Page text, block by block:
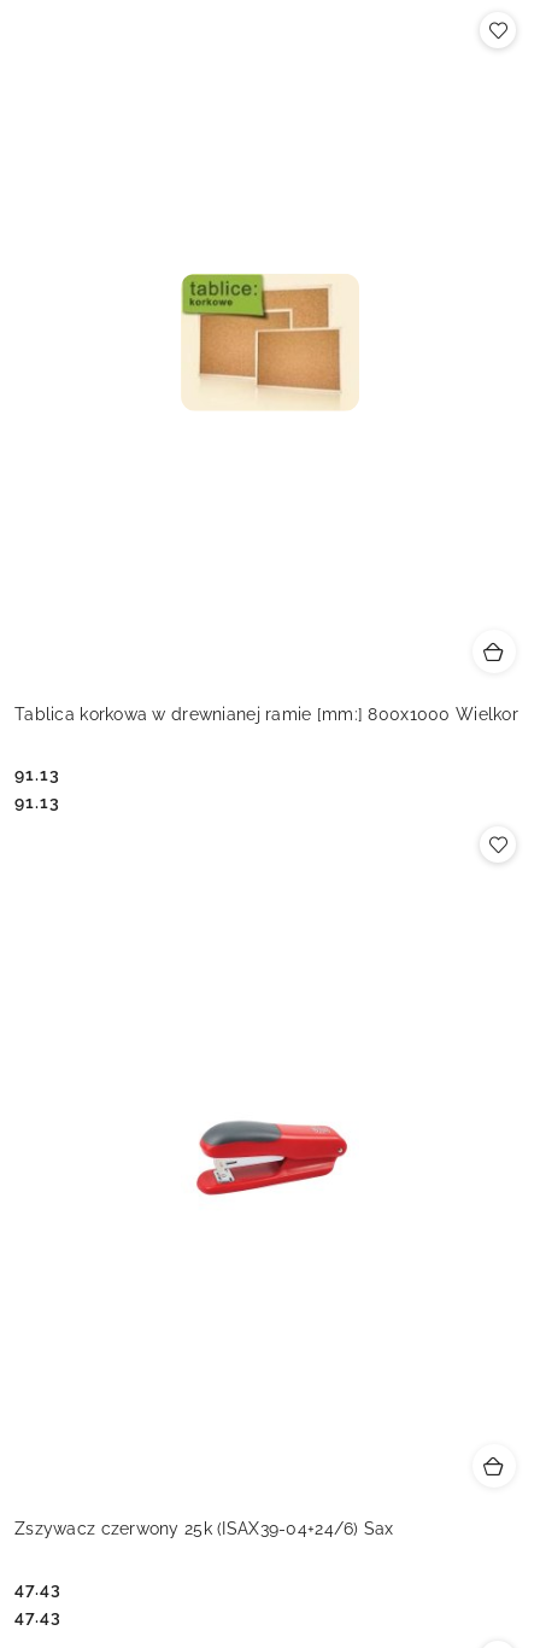
Tablica korkowa w drewnianej ramie [mm:] 800x1000 Wielkor
Cena:
91.13
Cena:
91.13
Zszywacz czerwony 25k (ISAX39-04+24/6) Sax
Cena:
47.43
Cena:
47.43